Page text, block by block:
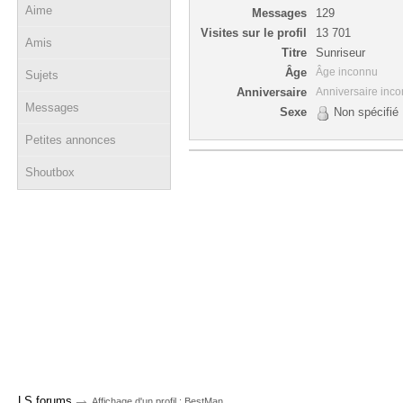
Aime
Amis
Sujets
Messages
Petites annonces
Shoutbox
Messages
129
Visites sur le profil
13 701
Titre
Sunriseur
Âge
Âge inconnu
Anniversaire Anniversaire
Sexe Non spécifié